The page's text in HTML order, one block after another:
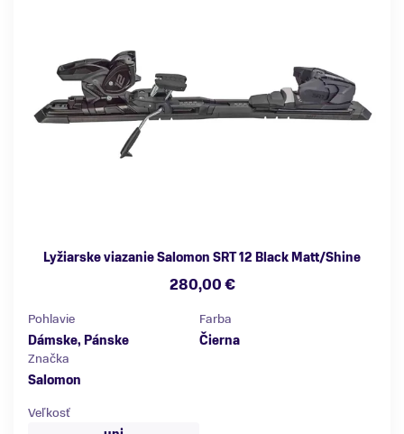
Lyžiarske viazanie Salomon SRT 12 Black Matt/Shine
280,00 €
Pohlavie
Dámske, Pánske
Farba
Čierna
Značka
Salomon
Veľkosť